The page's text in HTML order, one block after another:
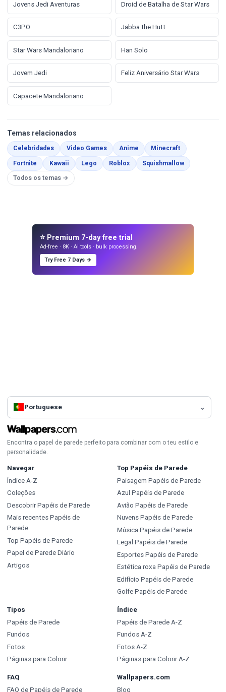
Jovens Jedi Aventuras Droid de Batalha de Star Wars
C3PO Jabba the Hutt
Star Wars Mandaloriano Han Solo
Jovem Jedi Feliz Aniversário Star Wars
Capacete Mandaloriano
Temas relacionados
CelebridadesPáginas para Colorir
Video GamesPáginas para Colorir
AnimePáginas para Colorir
MinecraftPáginas para
Fortnite Páginas para Colorir
KawaiiPáginas para Colorir
LegoPáginas para Colorir
RobloxPáginas para Colorir
SquishmallowPáginas para
Todos os temas →
⭐ Premium 7-day free trial
Ad-free · 8K · AI tools · bulk processing.
Try Free 7 Days →
Portuguese
Encontra o papel de parede perfeito para combinar com o teu estilo e
personalidade.
Navegar
Índice A-Z
Coleções
Descobrir Papéis de Parede
Mais recentes Papéis de
Parede
Top Papéis de Parede
Papel de Parede Diário
Artigos
Top Papéis de Parede
Paisagem Papéis de Parede
Azul Papéis de Parede
Avião Papéis de Parede
Nuvens Papéis de Parede
Música Papéis de Parede
Legal Papéis de Parede
Esportes Papéis de Parede
Estética roxa Papéis de Parede
Edifício Papéis de Parede
Golfe Papéis de Parede
Tipos
Papéis de Parede
Fundos
Fotos
Páginas para Colorir
Índice
Papéis de Parede A-Z
Fundos A-Z
Fotos A-Z
Páginas para Colorir A-Z
FAQ
FAQ de Papéis de Parede
Wallpapers.com
Blog